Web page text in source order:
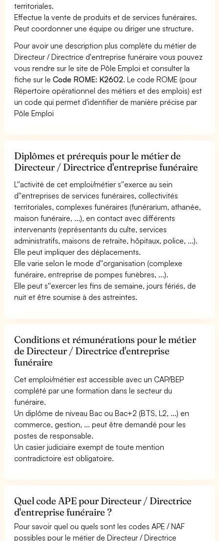
territoriales.
Effectue la vente de produits et de services funéraires.
Peut coordonner une équipe ou diriger une structure.
Pour avoir une description plus complète du métier de
Directeur / Directrice d'entreprise funéraire vous pouvez
vous rendre sur le site de Pôle Emploi et consulter la
fiche sur leCode ROME: K2602. Le code ROME (pour
Répertoire opérationnel des métiers et des emplois) est
un code qui permet d'identifier de manière précise par
Pôle Emploi
Diplômes et prérequis pour le métier de
Directeur / Directrice d'entreprise funéraire
L''activité de cet emploi/métier s''exerce au sein
d''entreprises de services funéraires, collectivités
territoriales, complexes funéraires (funérarium, athanée,
maison funéraire, ...), en contact avec différents
intervenants (représentants du culte, services
administratifs, maisons de retraite, hôpitaux, police, ...).
Elle peut impliquer des déplacements.
Elle varie selon le mode d''organisation (complexe
funéraire, entreprise de pompes funèbres, ...).
Elle peut s''exercer les fins de semaine, jours fériés, de
nuit et être soumise à des astreintes.
Conditions et rémunérations pour le métier
de Directeur / Directrice d'entreprise
funéraire
Cet emploi/métier est accessible avec un CAP/BEP
complété par une formation dans le secteur du
funéraire.
Un diplôme de niveau Bac ou Bac+2 (BTS, L2, ...) en
commerce, gestion, ... peut être demandé pour les
postes de responsable.
Un casier judiciaire exempt de toute mention
contradictoire est obligatoire.
Quel code APE pour Directeur / Directrice
d'entreprise funéraire ?
Pour savoir quel ou quels sont les codes APE / NAF
possibles pour le métier de Directeur / Directrice